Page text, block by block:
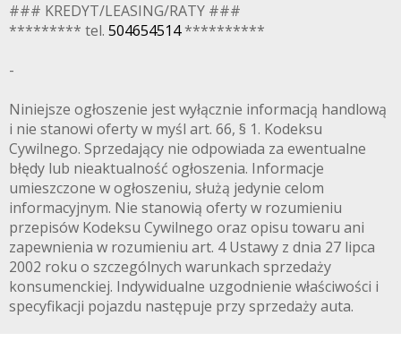
### KREDYT/LEASING/RATY ###
********* tel. 504654514**********
-
Niniejsze ogłoszenie jest wyłącznie informacją handlową
i nie stanowi oferty w myśl art. 66, § 1. Kodeksu
Cywilnego. Sprzedający nie odpowiada za ewentualne
błędy lub nieaktualność ogłoszenia. Informacje
umieszczone w ogłoszeniu, służą jedynie celom
informacyjnym. Nie stanowią oferty w rozumieniu
przepisów Kodeksu Cywilnego oraz opisu towaru ani
zapewnienia w rozumieniu art. 4 Ustawy z dnia 27 lipca
2002 roku o szczególnych warunkach sprzedaży
konsumenckiej. Indywidualne uzgodnienie właściwości i
specyfikacji pojazdu następuje przy sprzedaży auta.